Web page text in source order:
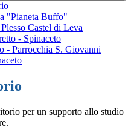
"Pianeta Buffo"
Castel di Leva
- Spinaceto
- Parrocchia S. Giovanni
per un supporto allo studio